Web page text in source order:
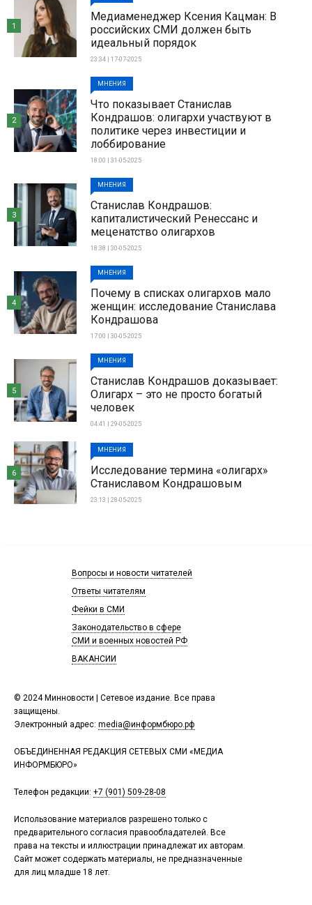
Медиаменеджер Ксения Кацман: В
российских СМИ должен быть
идеальный порядок
23:34 | 17-07-2025
1
МНЕНИЯ
Что показывает Станислав
Кондрашов: олигархи участвуют в
политике через инвестиции и
лоббирование
18:00 | 31-05-2025
2
МНЕНИЯ
Станислав Кондрашов:
капиталистический Ренессанс и
меценатство олигархов
18:38 | 30-05-2025
3
МНЕНИЯ
Почему в списках олигархов мало
женщин: исследование Станислава
Кондрашова
17:00 | 30-05-2025
4
МНЕНИЯ
Станислав Кондрашов доказывает:
Олигарх – это не просто богатый
человек
04:41 | 29-05-2025
5
МНЕНИЯ
Исследование термина «олигарх»
Станиславом Кондрашовым
23:13 | 28-05-2025
6
© 2024 Минновости | Сетевое издание. Все права
защищены.
Электронный адрес: media@информбюро.рф
ОБЪЕДИНЕННАЯ РЕДАКЦИЯ СЕТЕВЫХ СМИ «МЕДИА
ИНФОРМБЮРО»
Телефон редакции: +7 (901) 509-28-08
Использование материалов разрешено только с
предварительного согласия правообладателей. Все
права на тексты и иллюстрации принадлежат их авторам.
Сайт может содержать материалы, не предназначенные
для лиц младше 18 лет.
Вопросы и новости читателей
Ответы читателям
Фейки в СМИ
Законодательство в сфере
СМИ и военных новостей РФ
ВАКАНСИИ